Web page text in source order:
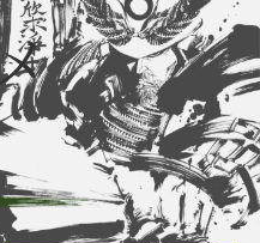
は
産 一覧
ント